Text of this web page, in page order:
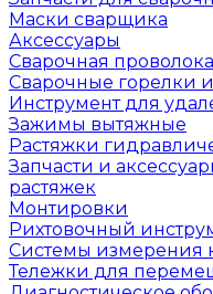
Маски сварщика
Аксессуары
Сварочная проволока
Сварочные горелки
Инструмент для
Зажимы вытяжные
Растяжки
Запчасти и
растяжек
Монтировки
Рихтовочный
Системы измерения
Тележки для